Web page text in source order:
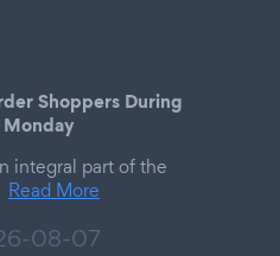
Shoppers During
integral part of the
Read More
08-07